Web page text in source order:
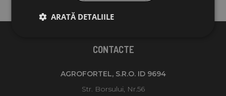
CONTACTE
AGROFORTEL, S.R.O. ID 9694
Str. Borsului, Nr.56
ARATĂ DETALIILE